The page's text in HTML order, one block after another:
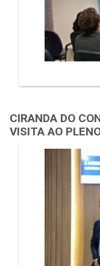
CIRANDA DO
VISITA AO
Galeria de Mídias